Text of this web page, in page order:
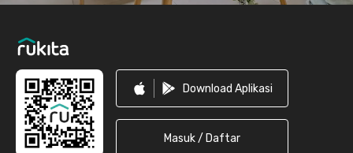
Download Aplikasi
Masuk / Daftar